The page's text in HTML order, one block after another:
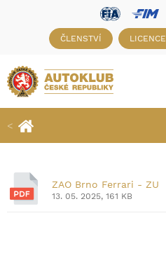
ČLENSTVÍ LICENCE
ZAO Brno Ferrari - ZU
13. 05. 2025, 161 KB